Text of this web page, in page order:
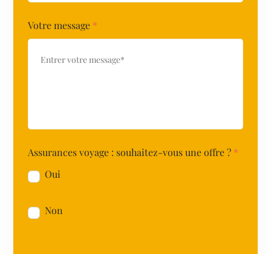
Votre message *
Assurances voyage : souhaitez-vous une offre ? *
Oui
Non